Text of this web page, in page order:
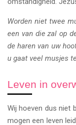
Worden niet twee
een van die zal op
de haren van uw
u gaat veel musjes
Leven in
Wij hoeven dus niet
mogen een leven